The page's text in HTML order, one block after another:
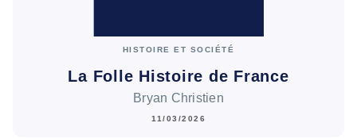
HISTOIRE ET SOCIÉTÉ
La Folle Histoire de France
Bryan Christien
11/03/2026